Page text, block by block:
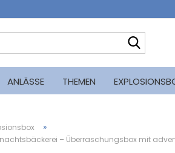
ANLÄSSE THEMEN
»
– Überraschungsbox mit